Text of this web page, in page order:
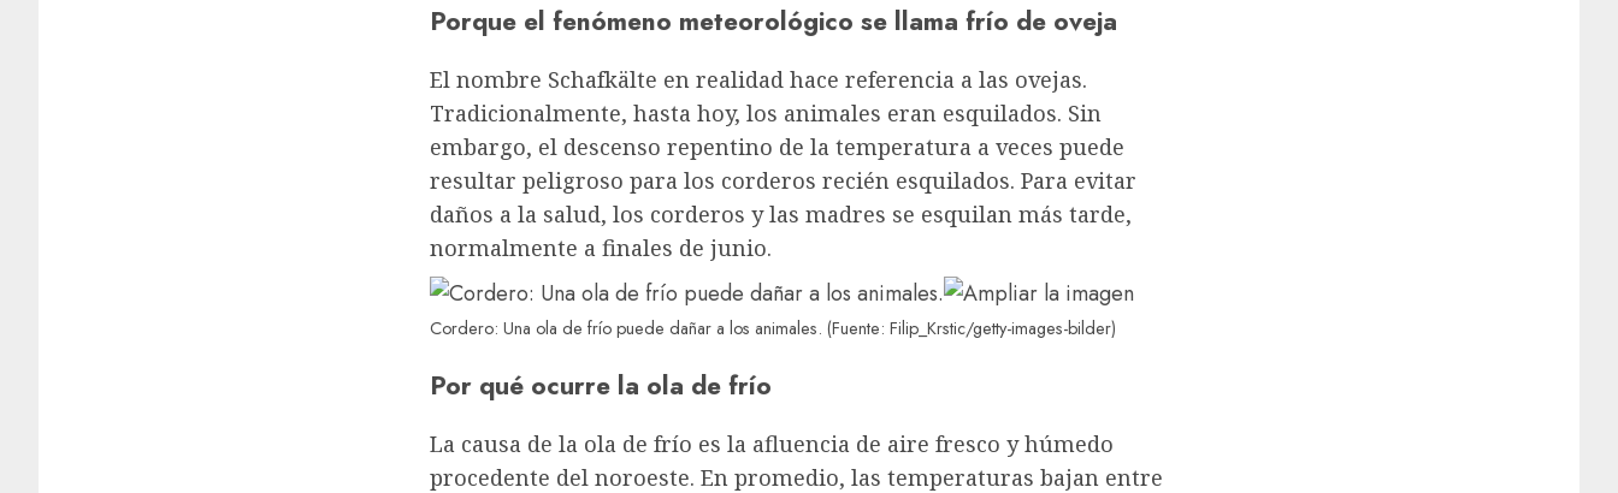
Porque el fenómeno meteorológico se llama frío de oveja
El nombre Schafkälte en realidad hace referencia a las ovejas.
Tradicionalmente, hasta hoy, los animales eran esquilados. Sin
embargo, el descenso repentino de la temperatura a veces puede
resultar peligroso para los corderos recién esquilados. Para evitar
daños a la salud, los corderos y las madres se esquilan más tarde,
normalmente a finales de junio.
Cordero: Una ola de frío puede dañar a los animales. (Fuente: Filip_Krstic/getty-images-bilder)
Por qué ocurre la ola de frío
La causa de la ola de frío es la afluencia de aire fresco y húmedo
procedente del noroeste. En promedio, las temperaturas bajan entre